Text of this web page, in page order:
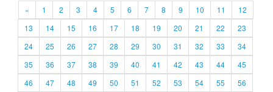
« 1 2 3 4 5 6 7 8 9 10 11
12
13
14 15 16 17 18 19 20 21 22
23
24
25 26 27 28 29 30 31 32 33
34
35
36 37 38 39 40 41 42 43 44
45
46
47 48 49 50 51 52 53 54 55
56